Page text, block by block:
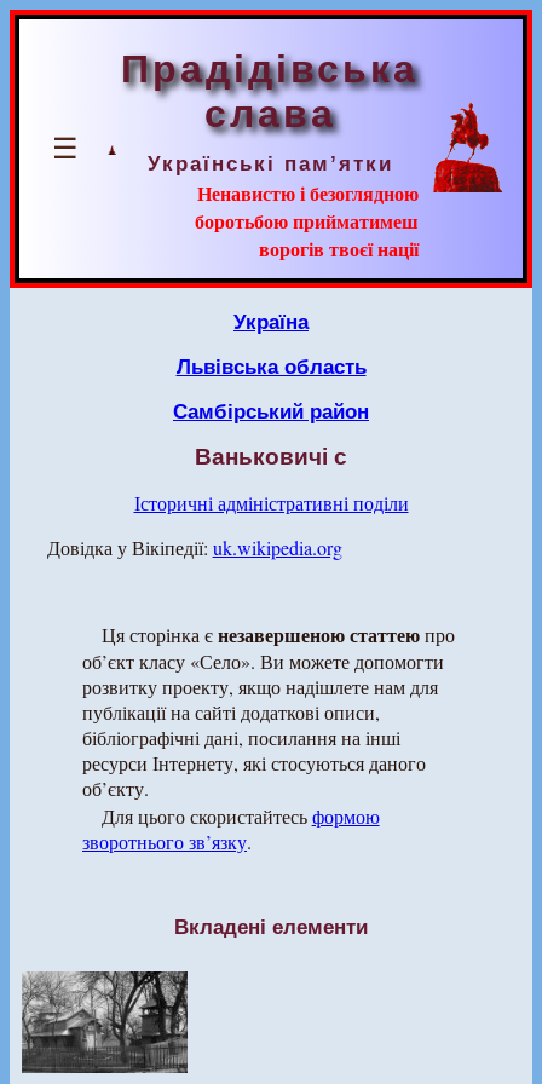
☰
Прадідівська
слава
Українські пам’ятки
Ненавистю і безоглядною
боротьбою прийматимеш
ворогів твоєї нації
Україна
Львівська область
Самбірський район
Ваньковичі с
Історичні адміністративні поділи
Довідка у Вікіпедії: uk.wikipedia.org
Ця сторінка єнезавершеною статтеюпро
об’єкт класу «Село». Ви можете допомогти
розвитку проекту, якщо надішлете нам для
публікації на сайті додаткові описи,
бібліографічні дані, посилання на інші
ресурси Інтернету, які стосуються даного
об’єкту.
Для цього скористайтесьформою
зворотнього зв’язку.
Вкладені елементи